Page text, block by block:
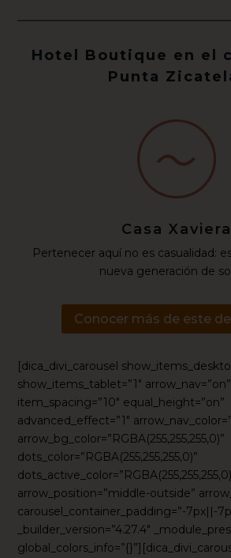
Hotel Boutique en el
Punta
Casa Xaviera
Pertenecer aquí no es casualidad:
nueva generación de
Conocer más de este
[dica_divi_carousel
show_items_tablet=”1″ arrow_nav=”on”
item_spacing=”10″ equal_height=”on”
advanced_effect=”1″
arrow_bg_color=”RGBA(255,255,255,0)”
dots_color=”RGBA(255,255,255,0)”
arrow_position=”middle-outside”
carousel_container_padding=”-7px||-
_builder_version=”4.27.4″